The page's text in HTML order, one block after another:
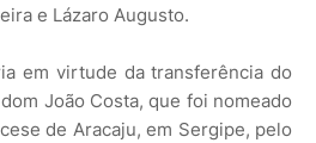
e Lázaro Augusto.
em virtude da transferência do
João Costa, que foi nomeado
de Aracaju, em Sergipe, pelo